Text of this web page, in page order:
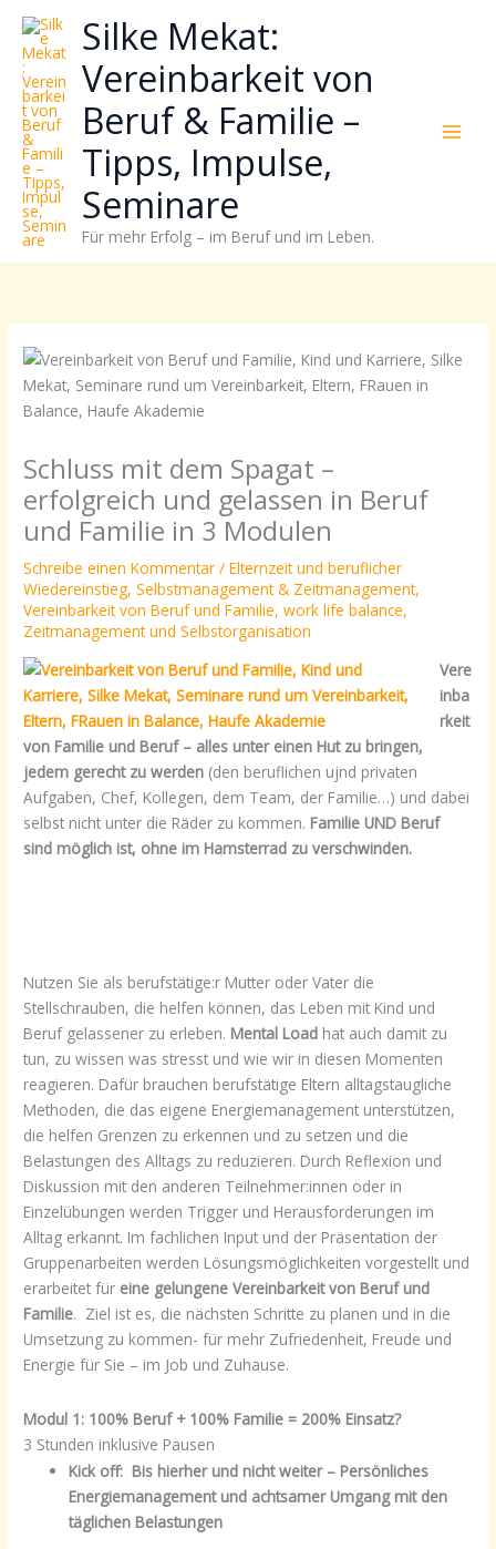
Zum
Inhalt
springen
Silke Mekat:
Vereinbarkeit von
Beruf & Familie –
Tipps, Impulse,
Seminare
Für mehr Erfolg – im Beruf und im Leben.
Schluss mit dem Spagat –
erfolgreich und gelassen in Beruf
und Familie in 3 Modulen
Schreibe einen Kommentar /Elternzeit und beruflicher
Wiedereinstieg,Selbstmanagement & Zeitmanagement,
Vereinbarkeit von Beruf und Familie,work life balance,
Zeitmanagement und Selbstorganisation
Vere
inba
rkeit
von Familie und Beruf – alles unter einen Hut zu bringen,
jedem gerecht zu werden (den beruflichen ujnd privaten
Aufgaben, Chef, Kollegen, dem Team, der Familie…) und dabei
selbst nicht unter die Räder zu kommen. Familie UND Beruf
sind möglich ist, ohne im Hamsterrad zu verschwinden.
Nutzen Sie als berufstätige:r Mutter oder Vater die
Stellschrauben, die helfen können, das Leben mit Kind und
Beruf gelassener zu erleben. Mental Load hat auch damit zu
tun, zu wissen was stresst und wie wir in diesen Momenten
reagieren. Dafür brauchen berufstätige Eltern alltagstaugliche
Methoden, die das eigene Energiemanagement unterstützen,
die helfen Grenzen zu erkennen und zu setzen und die
Belastungen des Alltags zu reduzieren. Durch Reflexion und
Diskussion mit den anderen Teilnehmer:innen oder in
Einzelübungen werden Trigger und Herausforderungen im
Alltag erkannt. Im fachlichen Input und der Präsentation der
Gruppenarbeiten werden Lösungsmöglichkeiten vorgestellt und
erarbeitet für eine gelungene Vereinbarkeit von Beruf und
Familie. Ziel ist es, die nächsten Schritte zu planen und in die
Umsetzung zu kommen- für mehr Zufriedenheit, Freude und
Energie für Sie – im Job und Zuhause.
Modul 1: 100% Beruf + 100% Familie = 200% Einsatz?
3 Stunden inklusive Pausen
Kick off: Bis hierher und nicht weiter – Persönliches
Energiemanagement und achtsamer Umgang mit den
täglichen Belastungen
wie
sich
Stress
reduzieren
Energie
gezielter
einsetzen
lässt?
Einfach